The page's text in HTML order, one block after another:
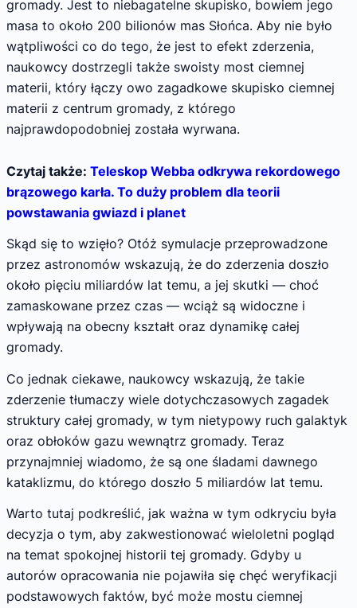
gromady. Jest to niebagatelne skupisko, bowiem jego
masa to około 200 bilionów mas Słońca. Aby nie było
wątpliwości co do tego, że jest to efekt zderzenia,
naukowcy dostrzegli także swoisty most ciemnej
materii, który łączy owo zagadkowe skupisko ciemnej
materii z centrum gromady, z którego
najprawdopodobniej została wyrwana.
Czytaj także: Teleskop Webba odkrywa rekordowego
brązowego karła. To duży problem dla teorii
powstawania gwiazd i planet
Skąd się to wzięło? Otóż symulacje przeprowadzone
przez astronomów wskazują, że do zderzenia doszło
około pięciu miliardów lat temu, a jej skutki — choć
zamaskowane przez czas — wciąż są widoczne i
wpływają na obecny kształt oraz dynamikę całej
gromady.
Co jednak ciekawe, naukowcy wskazują, że takie
zderzenie tłumaczy wiele dotychczasowych zagadek
struktury całej gromady, w tym nietypowy ruch galaktyk
oraz obłoków gazu wewnątrz gromady. Teraz
przynajmniej wiadomo, że są one śladami dawnego
kataklizmu, do którego doszło 5 miliardów lat temu.
Warto tutaj podkreślić, jak ważna w tym odkryciu była
decyzja o tym, aby zakwestionować wieloletni pogląd
na temat spokojnej historii tej gromady. Gdyby u
autorów opracowania nie pojawiła się chęć weryfikacji
podstawowych faktów, być może mostu ciemnej